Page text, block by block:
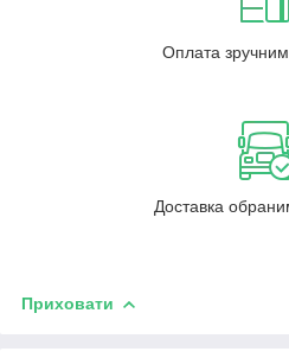
Оплата
Доставка
Приховати